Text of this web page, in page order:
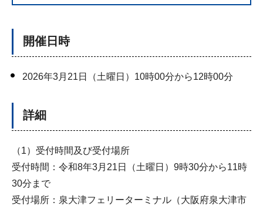
開催日時
2026年3月21日（土曜日）10時00分から12時00分
詳細
（1）受付時間及び受付場所
受付時間：令和8年3月21日（土曜日）9時30分から11時
30分まで
受付場所：泉大津フェリーターミナル（大阪府泉大津市